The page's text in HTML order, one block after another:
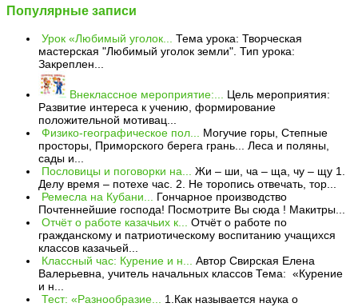
Популярные записи
Урок «Любимый уголок...
Тема урока: Творческая
мастерская "Любимый уголок земли". Тип урока:
Закреплен...
Внеклассное мероприятие:...
Цель мероприятия:
Развитие интереса к учению, формирование
положительной мотивац...
Физико-географическое пол...
Могучие горы, Степные
просторы, Приморского берега грань... Леса и поляны,
сады и...
Пословицы и поговорки на...
Жи – ши, ча – ща, чу – щу 1.
Делу время – потехе час. 2. Не торопись отвечать, тор...
Ремесла на Кубани...
Гончарное производство
Почтеннейшие господа! Посмотрите Вы сюда ! Макитры...
Отчёт о работе казачьих к...
Отчёт о работе по
гражданскому и патриотическому воспитанию учащихся
классов казачьей...
Классный час: Курение и н...
Автор Свирская Елена
Валерьевна, учитель начальных классов Тема: «Курение
и н...
Тест: «Разнообразие...
1.Как называется наука о